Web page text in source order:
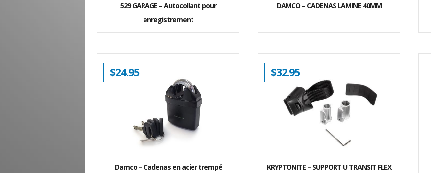
529 GARAGE – Autocollant pour
enregistrement
DAMCO – CADENAS LAMINE 40MM
Damco – Cadenas en acier trempé
$24.95
KRYPTONITE – SUPPORT U TRANSIT FLEX
$32.95